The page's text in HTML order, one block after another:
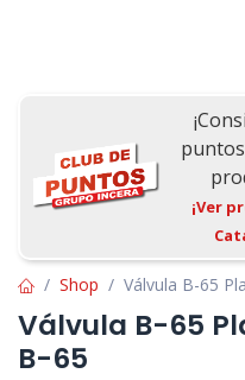
¡Ver
Shop Válvula B-65
Válvula B-65
B-65